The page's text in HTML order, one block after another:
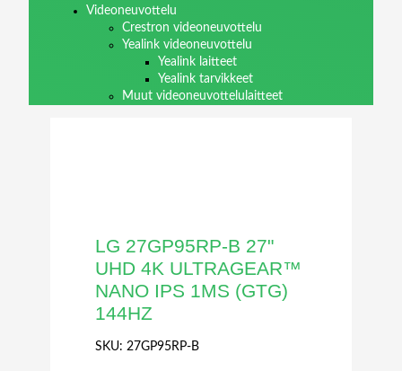
Videoneuvottelu
Crestron videoneuvottelu
Yealink videoneuvottelu
Yealink laitteet
Yealink tarvikkeet
Muut videoneuvottelulaitteet
LG 27GP95RP-B 27"
UHD 4K ULTRAGEAR™
NANO IPS 1MS (GTG)
144HZ
SKU: 27GP95RP-B